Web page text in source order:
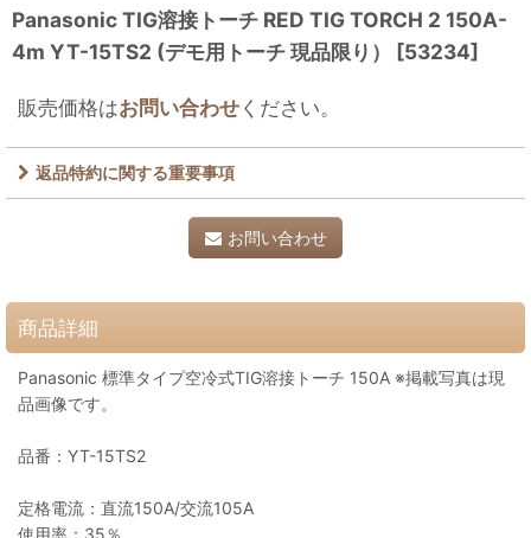
Panasonic TIG溶接トーチ RED TIG TORCH 2 150A-
4m YT-15TS2 (デモ用トーチ 現品限り）
[53234]
販売価格はお問い合わせください。
返品特約に関する重要事項
お問い合わせ
商品詳細
Panasonic 標準タイプ空冷式TIG溶接トーチ 150A ※掲載写真は現
品画像です。
品番：YT-15TS2
定格電流：直流150A/交流105A
使用率：35％